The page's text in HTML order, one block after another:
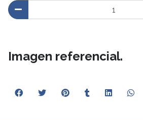
Imagen referencial.